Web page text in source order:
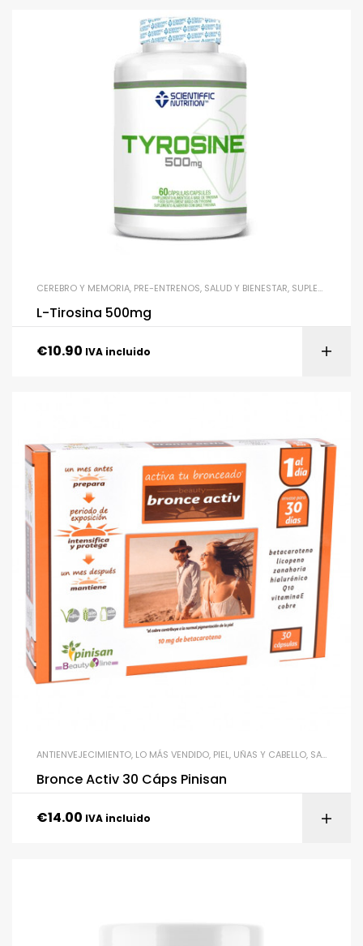
CEREBRO Y MEMORIA, PRE-ENTRENOS, SALUD Y BIENESTAR, SUPLEMENTACIÓN
L-Tirosina 500mg
€10.90 IVA incluido
ANTIENVEJECIMIENTO, LO MÁS VENDIDO, PIEL, UÑAS Y CABELLO, SALUD Y BIENESTAR
Bronce Activ 30 Cáps Pinisan
€14.00 IVA incluido